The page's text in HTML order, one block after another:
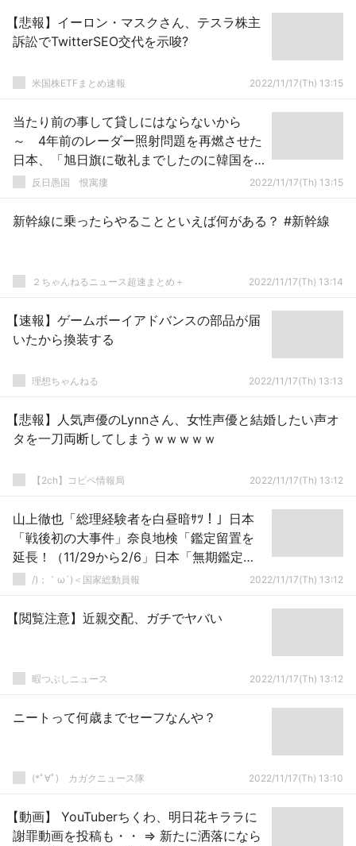
【悲報】イーロン・マスクさん、テスラ株主
訴訟でTwitterSEO交代を示唆?
米国株ETFまとめ速報 2022/11/17(Th) 13:15
当たり前の事して貸しにはならないから
～ 4年前のレーダー照射問題を再燃させた
日本、「旭日旗に敬礼までしたのに韓国を
裏切った」と韓国メディア
反日愚国 恨寓瘻 2022/11/17(Th) 13:15
新幹線に乗ったらやることといえば何がある？ #新幹線
２ちゃんねるニュース超速まとめ＋ 2022/11/17(Th) 13:14
【速報】ゲームボーイアドバンスの部品が届
いたから換装する
理想ちゃんねる 2022/11/17(Th) 13:13
【悲報】人気声優のLynnさん、女性声優と結婚したい声オ
タを一刀両断してしまうｗｗｗｗｗ
【2ch】コピペ情報局 2022/11/17(Th) 13:12
山上徹也「総理経験者を白昼暗ｻﾂ！」日本
「戦後初の大事件」奈良地検「鑑定留置を
延長！（11/29から2/6」日本「無期鑑定留
置！（実質無期懲役」山上徹也「死刑濃
/)；｀ω´)＜国家総動員報 2022/11/17(Th) 13:12
【閲覧注意】近親交配、ガチでヤバい
暇つぶしニュース 2022/11/17(Th) 13:12
ニートって何歳までセーフなんや？
(*ﾟ∀ﾟ)ゞカガクニュース隊 2022/11/17(Th) 13:10
【動画】 YouTuberちくわ、明日花キララに
謝罪動画を投稿も・・ ⇒ 新たに洒落になら